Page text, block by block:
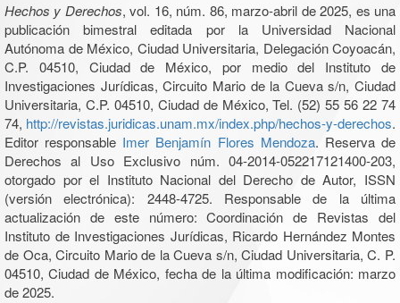
Hechos y Derechos, vol. 16, núm. 86, marzo-abril de 2025, es una
publicación bimestral editada por la Universidad Nacional
Autónoma de México, Ciudad Universitaria, Delegación Coyoacán,
C.P. 04510, Ciudad de México, por medio del Instituto de
Investigaciones Jurídicas, Circuito Mario de la Cueva s/n, Ciudad
Universitaria, C.P. 04510, Ciudad de México, Tel. (52) 55 56 22 74
74, http://revistas.juridicas.unam.mx/index.php/hechos-y-derechos.
Editor responsable Imer Benjamín Flores Mendoza. Reserva de
Derechos al Uso Exclusivo núm. 04-2014-052217121400-203,
otorgado por el Instituto Nacional del Derecho de Autor, ISSN
(versión electrónica): 2448-4725. Responsable de la última
actualización de este número: Coordinación de Revistas del
Instituto de Investigaciones Jurídicas, Ricardo Hernández Montes
de Oca, Circuito Mario de la Cueva s/n, Ciudad Universitaria, C. P.
04510, Ciudad de México, fecha de la última modificación: marzo
de 2025.